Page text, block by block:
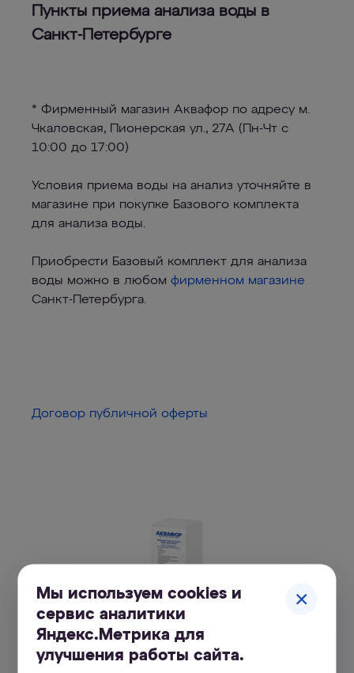
Пункты приема анализа воды в
Санкт-Петербурге
* Фирменный магазин Аквафор по адресу м.
Чкаловская, Пионерская ул., 27А (Пн-Чт с
10:00 до 17:00)
Условия приема воды на анализ уточняйте в
магазине при покупке Базового комплекта
для анализа воды.
Приобрести Базовый комплект для анализа
воды можно в любом фирменном магазине
Санкт-Петербурга.
Договор публичной оферты
Мы используем cookies и
сервис аналитики
Яндекс.Метрика для
улучшения работы сайта.